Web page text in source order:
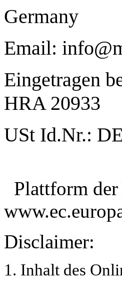
Germany
Email:
Eingetragen
HRA 20933
USt Id.Nr.:
Plattform
Disclaimer:
1. Inhalt des